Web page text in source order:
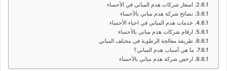
اسعار شركات هدم المباني في الأحساء
نصائح شركة هدم مباني بالأحساء
خدمات هدم المباني في احياء الأحساء
ارقام شركات هدم مباني بالأحساء
طريقة معالجة الرطوبة في مختلف المباني
ما هي أسباب هدم المباني؟
ارخص شركة هدم مباني بالأحساء